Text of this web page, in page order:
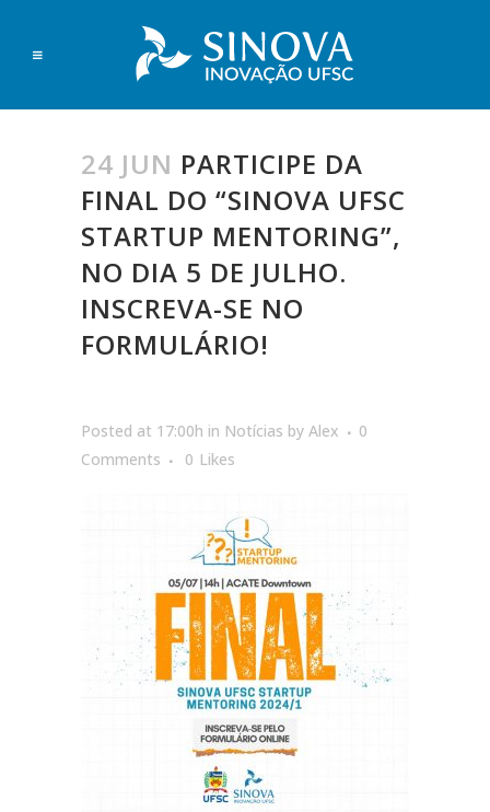
24 JUN PARTICIPE DA
FINAL DO “SINOVA UFSC
STARTUP MENTORING”,
NO DIA 5 DE JULHO.
INSCREVA-SE NO
FORMULÁRIO!
Posted at 17:00h in Notícias by Alex
0
Comments
0 Likes